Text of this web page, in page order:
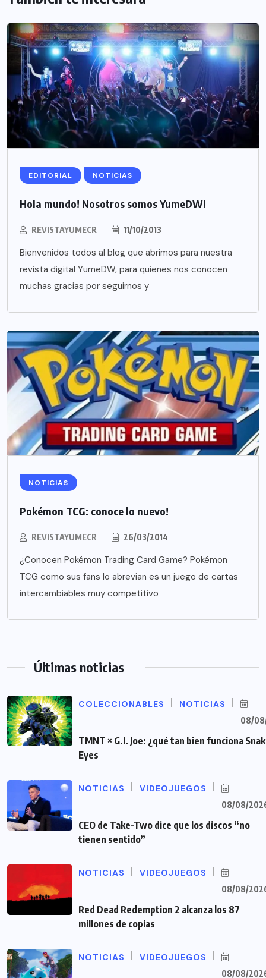
EDITORIAL NOTICIAS
Hola mundo! Nosotros somos YumeDW!
REVISTAYUMECR 11/10/2013
Bienvenidos todos al blog que abrimos para nuestra
revista digital YumeDW, para quienes nos conocen
muchas gracias por seguirnos y
NOTICIAS
Pokémon TCG: conoce lo nuevo!
REVISTAYUMECR 26/03/2014
¿Conocen Pokémon Trading Card Game? Pokémon
TCG como sus fans lo abrevian es un juego de cartas
intercambiables muy competitivo
Últimas noticias
COLECCIONABLES NOTICIAS
08/
TMNT × G.I. Joe: ¿qué tan bien funciona
Eyes
NOTICIAS VIDEOJUEGOS
08/08/
CEO de Take-Two dice que los discos “no
tienen sentido”
NOTICIAS VIDEOJUEGOS
08/08/
Red Dead Redemption 2 alcanza los 87
millones de copias
NOTICIAS VIDEOJUEGOS
08/08/